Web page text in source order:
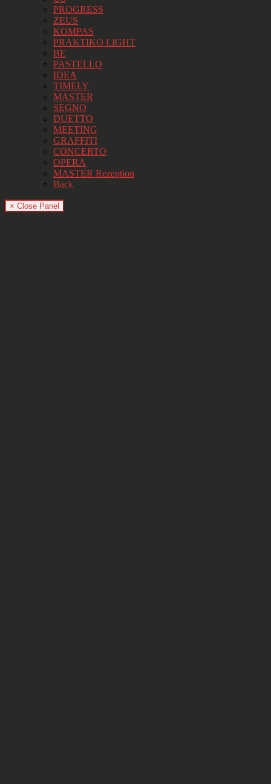
PROGRESS
ZEUS
KOMPAS
PRAKTIKO LIGHT
BE
PASTELLO
IDEA
TIMELY
MASTER
SEGNO
DUETTO
MEETING
GRAFFITI
CONCERTO
OPERA
MASTER Rezeption
Back
× Close Panel